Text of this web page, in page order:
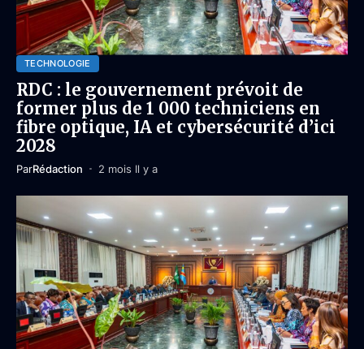
TECHNOLOGIE
RDC : le gouvernement prévoit de
former plus de 1 000 techniciens en
fibre optique, IA et cybersécurité d’ici
2028
ParRédaction 2 mois Il y a